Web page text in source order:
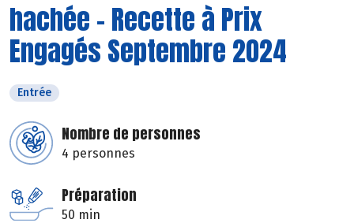
hachée - Recette à Prix
Engagés Septembre 2024
Entrée
Nombre de personnes
4 personnes
Préparation
50 min